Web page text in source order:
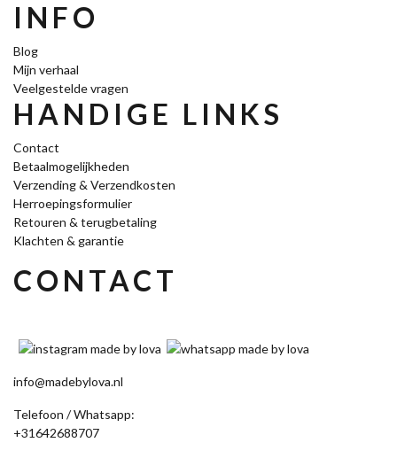
INFO
Blog
Mijn verhaal
Veelgestelde vragen
HANDIGE LINKS
Contact
Betaalmogelijkheden
Verzending & Verzendkosten
Herroepingsformulier
Retouren & terugbetaling
Klachten & garantie
CONTACT
info@madebylova.nl
Telefoon / Whatsapp:
+31642688707